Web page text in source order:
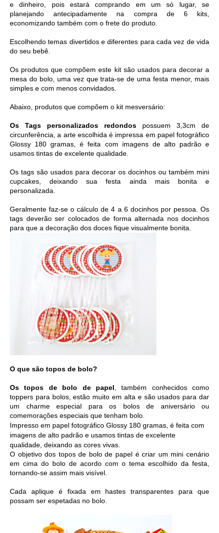
e dinheiro, pois estará comprando em um só lugar, se
planejando antecipadamente na compra de 6 kits,
economizando também com o frete do produto.
Escolhendo temas divertidos e diferentes para cada vez de vida
do seu bebê.
Os produtos que compõem este kit são usados para decorar a
mesa do bolo, uma vez que trata-se de uma festa menor, mais
simples e com menos convidados.
Abaixo, produtos que compõem o kit mesversário:
Os Tags personalizados redondos possuem 3,3cm de
circunferência, a arte escolhida é impressa em papel fotográfico
Glossy 180 gramas, é feita com imagens de alto padrão e
usamos tintas de excelente qualidade.
Os tags são usados para decorar os docinhos ou também mini
cupcakes, deixando sua festa ainda mais bonita e
personalizada.
Geralmente faz-se o cálculo de 4 a 6 docinhos por pessoa. Os
tags deverão ser colocados de forma alternada nos docinhos
para que a decoração dos doces fique visualmente bonita.
O que são topos de bolo?
Os topos de bolo de papel, também conhecidos como
toppers para bolos, estão muito em alta e são usados para dar
um charme especial para os bolos de aniversário ou
comemorações especiais que tenham bolo.
Impresso em papel fotográfico Glossy 180 gramas, é feita com
imagens de alto padrão e usamos tintas de excelente
qualidade, deixando as cores vivas.
O objetivo dos topos de bolo de papel é criar um mini cenário
em cima do bolo de acordo com o tema escolhido da festa,
tornando-se assim mais visível.
Cada aplique é fixada em hastes transparentes para que
possam ser espetadas no bolo.